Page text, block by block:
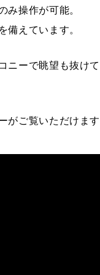
操作が可能。
備えています。
ニーで眺望も抜け
がご覧いただけます